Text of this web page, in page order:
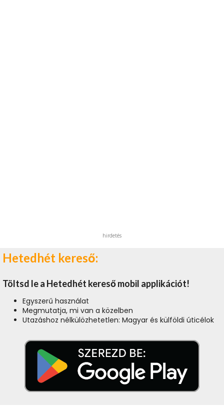
hirdetés
Hetedhét kereső:
Töltsd le a Hetedhét kereső mobil applikációt!
Egyszerű használat
Megmutatja, mi van a közelben
Utazáshoz nélkülözhetetlen: Magyar és külföldi úticélok